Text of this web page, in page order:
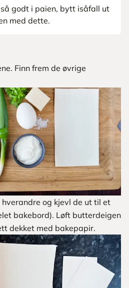
godt i paien, bytt isåfall ut
med dette.
Finn frem de øvrige
og kjevl de ut til et
bakebord). Løft butterdeigen
dekket med bakepapir.